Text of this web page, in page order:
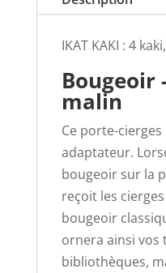
IKAT KAKI : 4
Bougeoir
malin
Ce porte-
adaptateur.
bougeoir sur la
reçoit les
bougeoir
ornera ainsi vos
bibliothèques,